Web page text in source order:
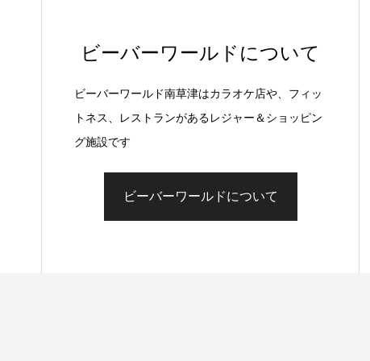
ビーバーワールドについて
ビーバーワールド南草津はカラオケ店や、フィッ
トネス、レストランがあるレジャー＆ショッピン
グ施設です
ビーバーワールドについて